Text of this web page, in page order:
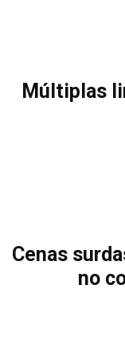
Múltiplas
Cenas
no